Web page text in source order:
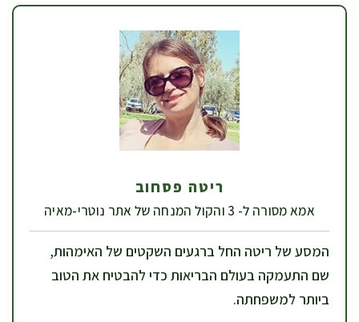
ריטה פסחוב
אמא מסורה ל- 3 והקול המנחה של אתר נוטרי-מאיה
המסע של ריטה החל ברגעים השקטים של האימהות,
שם התעמקה בעולם הבריאות כדי להבטיח את הטוב
ביותר למשפחתה.